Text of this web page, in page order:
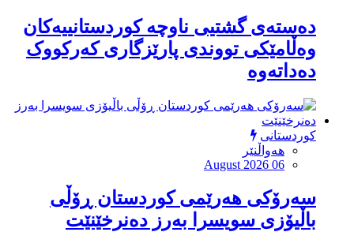
دەستەی گشتیی ناوچە کوردستانییەکان
وەڵامێکی تووندی پارێزگاری کەرکووک
دەداتەوە
کوردستانی
هەواڵنێر
August 2026 06
سەرۆكی هەرێمی كوردستان ڕۆڵی
باڵیۆزی سویسرا بەرز دەنرخێنێت